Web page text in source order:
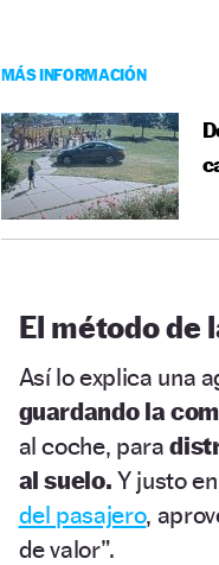
MÁS INFORMACIÓN
El método de
Así lo explica una
guardando la
al coche, para
al suelo.Y justo
del pasajero,
de valor”.